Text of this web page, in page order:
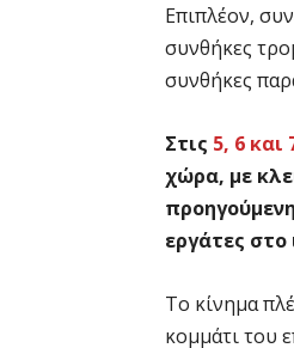
Επιπλέον,
συνθήκες
συνθήκες
Στις 5, 6 και
χώρα, με
εργάτες
Το κίνημα
κομμάτι του